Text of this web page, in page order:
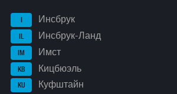
I Инсбрук
IL Инсбрук-Ланд
IM Имст
KB Кицбюэль
KU Куфштайн